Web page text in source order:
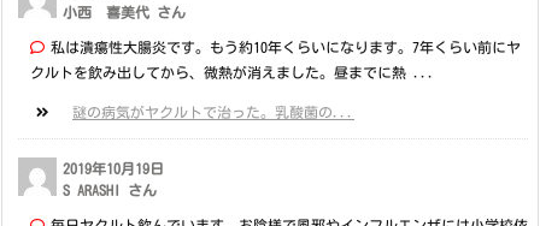
小西 喜美代 さん
私は潰瘍性大腸炎です。もう約10年くらいになります。7年くらい前にヤ
クルトを飲み出してから、微熱が消えました。昼までに熱 ...
謎の病気がヤクルトで治った。乳酸菌の...
2019年10月19日
S ARASHI さん